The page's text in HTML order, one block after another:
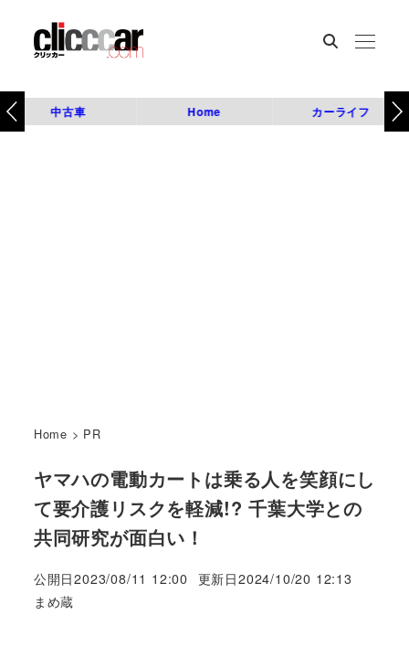
中古車 Home カーライフ
Home > PR
ヤマハの電動カートは乗る人を笑顔にし
て要介護リスクを軽減!? 千葉大学との
共同研究が面白い！
公開日2023/08/11 12:00 更新日2024/10/20 12:13
著
まめ蔵